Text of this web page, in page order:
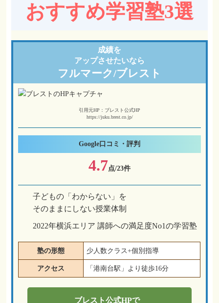
おすすめ学習塾3選
成績を
アップさせたいなら
フルマーク/ブレスト
引用元HP：ブレスト公式HP
https://juku.brest.co.jp/
Google 口コミ・評判
4.7点/23件
子どもの「わからない」を
そのままにしない授業体制
2022年横浜エリア 講師への満足度No1の学習塾
塾の形態 少人数クラス+個別指導
アクセス 「港南台駅」より徒歩16分
ブレスト公式HPで